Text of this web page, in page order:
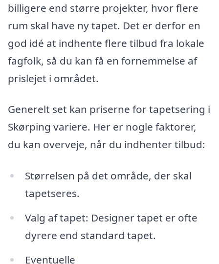
billigere end større projekter, hvor flere
rum skal have ny tapet. Det er derfor en
god idé at indhente flere tilbud fra lokale
fagfolk, så du kan få en fornemmelse af
prislejet i området.
Generelt set kan priserne for tapetsering i
Skørping variere. Her er nogle faktorer,
du kan overveje, når du indhenter tilbud:
Størrelsen på det område, der skal
tapetseres.
Valg af tapet: Designer tapet er ofte
dyrere end standard tapet.
Eventuelle